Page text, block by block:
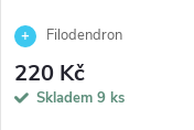
Filodendron
220 Kč
Skladem 9 ks